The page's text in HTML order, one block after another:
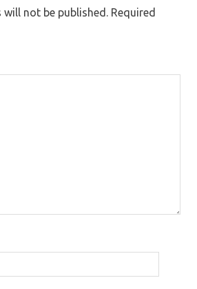
will not be published. Required